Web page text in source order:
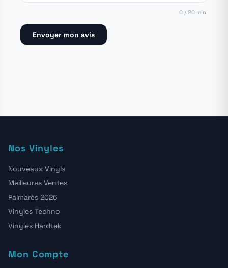
0 / 20 min.
Envoyer mon avis
Nos Vinyles
Nouveaux Vinyls
Meilleures Ventes
Palmarès 2026
Vinyles Techno
Vinyles Hardtek
Mon Compte